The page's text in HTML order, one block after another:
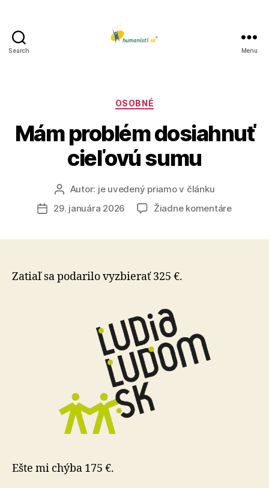
Search Menu
Kategórie
OSOBNÉ
Mám problém dosiahnuť
cieľovú sumu
Autor
článku
Autor: je uvedený priamo v článku
Dátum
29. januára 2026 Žiadne komentárena
Zatiaľ sa podarilo vyzbierať 325 €.
Ešte mi chýba 175 €.